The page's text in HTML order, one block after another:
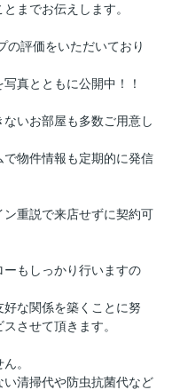
までお伝えします。
評価をいただいており
真とともに公開中！！
いお部屋も多数ご用意し
で物件情報も定期的に発信
重説で来店せずに契約可
もしっかり行いますの
な関係を築くことに努
させて頂きます。
。
い清掃代や防虫抗菌代など